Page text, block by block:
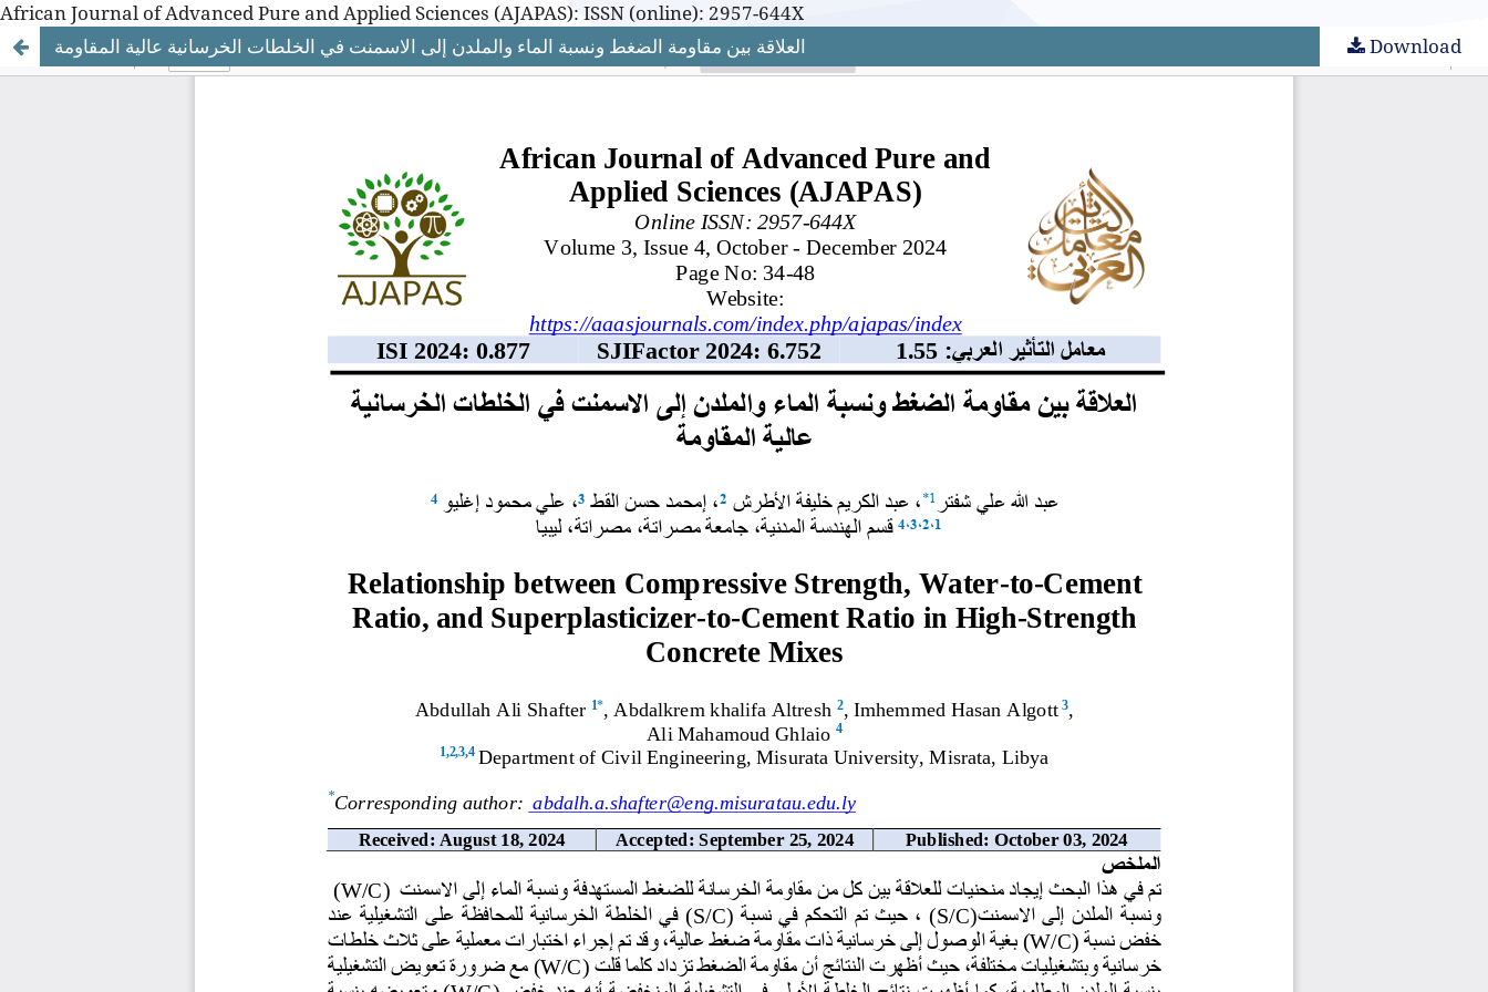
African Journal of Advanced Pure and Applied Sciences (AJAPAS): ISSN (online): 2957-644X
العلاقة بين مقاومة الضغط ونسبة الماء والملدن إلى الاسمنت في الخلطات الخرسانية عالية المقاومة
Download
African Journal of Advanced Pure and Applied Sciences (AJAPAS): ISSN (online): 2957-644X